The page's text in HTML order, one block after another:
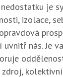
je
izolace,
nás. Je
zdroj,